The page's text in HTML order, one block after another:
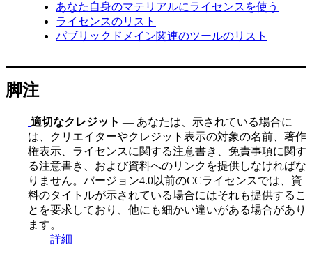
あなた自身のマテリアルにライセンスを使う
ライセンスのリスト
パブリックドメイン関連のツールのリスト
脚注
適切なクレジット — あなたは、示されている場合に
は、クリエイターやクレジット表示の対象の名前、著作
権表示、ライセンスに関する注意書き、免責事項に関す
る注意書き、および資料へのリンクを提供しなければな
りません。バージョン4.0以前のCCライセンスでは、資
料のタイトルが示されている場合にはそれも提供するこ
とを要求しており、他にも細かい違いがある場合があり
ます。
詳細